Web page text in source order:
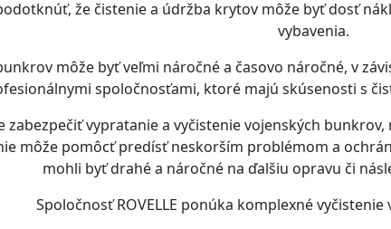
že čistenie a údržba krytov môže byť dosť
vybavenia.
môže byť veľmi náročné a časovo náročné, v
spoločnosťami, ktoré majú skúsenosti s
zabezpečiť vypratanie a vyčistenie vojenských
môže pomôcť predísť neskorším problémom a
mohli byť drahé a náročné na ďalšiu opravu či
Spoločnosť ROVELLE ponúka komplexné